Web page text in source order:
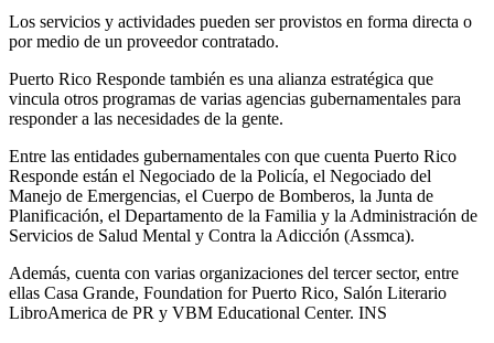
Los servicios y actividades pueden ser provistos en forma directa o
por medio de un proveedor contratado.
Puerto Rico Responde también es una alianza estratégica que
vincula otros programas de varias agencias gubernamentales para
responder a las necesidades de la gente.
Entre las entidades gubernamentales con que cuenta Puerto Rico
Responde están el Negociado de la Policía, el Negociado del
Manejo de Emergencias, el Cuerpo de Bomberos, la Junta de
Planificación, el Departamento de la Familia y la Administración de
Servicios de Salud Mental y Contra la Adicción (Assmca).
Además, cuenta con varias organizaciones del tercer sector, entre
ellas Casa Grande, Foundation for Puerto Rico, Salón Literario
LibroAmerica de PR y VBM Educational Center. INS